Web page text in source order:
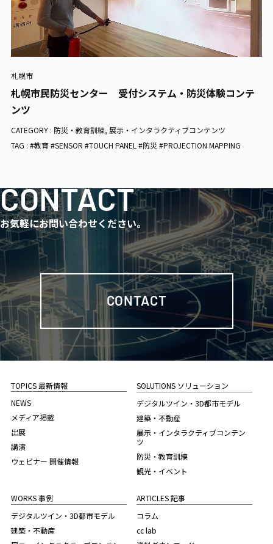
札幌市
札幌市民防災センター 受付システム・防災体験コンテ
ンツ
CATEGORY : 防災・教育訓練, 展示・インタラクティブコンテンツ
TAG : #教育 #SENSOR #TOUCH PANEL #防災 #PROJECTION MAPPING
CONTACT
お気軽にお問い合わせください。
CONTACT
TOPICS 最新情報
NEWS
メディア掲載
出展
講演
ウェビナー 開催情報
WORKS 事例
デジタルツイン・3D都市モデル
建築・不動産
SOLUTIONS ソリューション
デジタルツイン・3D都市モデル
建築・不動産
展示・インタラクティブコンテン
ツ
防災・教育訓練
観光・イベント
ARTICLES 記事
コラム
cc lab